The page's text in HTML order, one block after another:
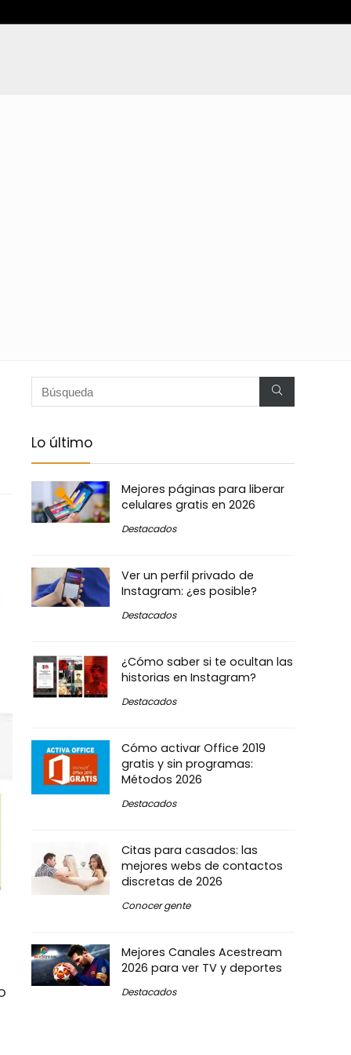
Lo último
Mejores páginas para liberar
celulares gratis en 2026
Destacados
Ver un perfil privado de
Instagram: ¿es posible?
Destacados
¿Cómo saber si te ocultan las
historias en Instagram?
Destacados
Cómo activar Office 2019
gratis y sin programas:
Métodos 2026
Destacados
Citas para casados: las
mejores webs de contactos
discretas de 2026
Conocer gente
Mejores Canales Acestream
2026 para ver TV y deportes
Destacados